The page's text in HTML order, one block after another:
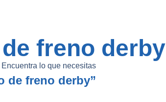
freno derby
Encuentra lo que necesitas
de freno derby”